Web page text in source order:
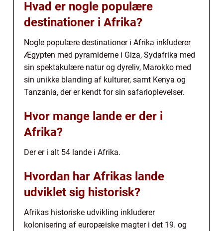
Hvad er nogle populære
destinationer i Afrika?
Nogle populære destinationer i Afrika inkluderer
Ægypten med pyramiderne i Giza, Sydafrika med
sin spektakulære natur og dyreliv, Marokko med
sin unikke blanding af kulturer, samt Kenya og
Tanzania, der er kendt for sin safarioplevelser.
Hvor mange lande er der i
Afrika?
Der er i alt 54 lande i Afrika.
Hvordan har Afrikas lande
udviklet sig historisk?
Afrikas historiske udvikling inkluderer
kolonisering af europæiske magter i det 19. og